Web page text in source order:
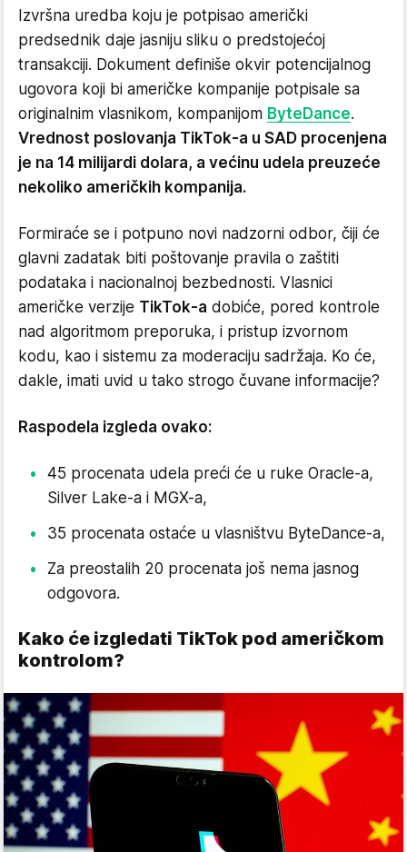
Izvršna uredba koju je potpisao američki
predsednik daje jasniju sliku o predstojećoj
transakciji. Dokument definiše okvir potencijalnog
ugovora koji bi američke kompanije potpisale sa
originalnim vlasnikom, kompanijom ByteDance.
Vrednost poslovanja TikTok-a u SAD procenjena
je na 14 milijardi dolara, a većinu udela preuzeće
nekoliko američkih kompanija.
Formiraće se i potpuno novi nadzorni odbor, čiji će
glavni zadatak biti poštovanje pravila o zaštiti
podataka i nacionalnoj bezbednosti. Vlasnici
američke verzije TikTok-a dobiće, pored kontrole
nad algoritmom preporuka, i pristup izvornom
kodu, kao i sistemu za moderaciju sadržaja. Ko će,
dakle, imati uvid u tako strogo čuvane informacije?
Raspodela izgleda ovako:
45 procenata udela preći će u ruke Oracle-a,
Silver Lake-a i MGX-a,
35 procenata ostaće u vlasništvu ByteDance-a,
Za preostalih 20 procenata još nema jasnog
odgovora.
Kako će izgledati TikTok pod američkom
kontrolom?